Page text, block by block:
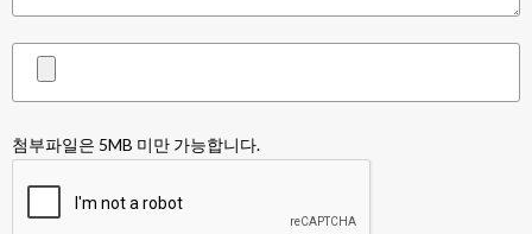
첨부파일은 5MB 미만 가능합니다.